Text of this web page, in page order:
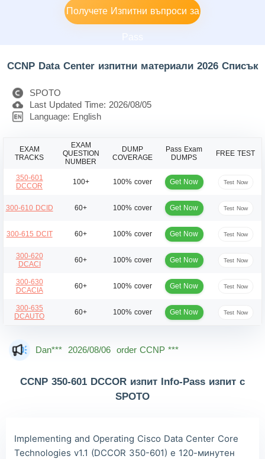
Получете Изпитни въпроси за
CCNP Data Center изпитни материали 2026 Списък
SPOTO
Last Updated Time: 2026/08/05
Language: English
EXAM
TRACKS
EXAM
QUESTION
NUMBER
DUMP
COVERAGE
Pass Exam
DUMPS
FREE TEST
350-601
DCCOR
100+ 100% cover Get Now Test Now
300-610 DCID 60+ 100% cover Get Now Test Now
300-615 DCIT 60+ 100% cover Get Now Test Now
300-620
DCACI
60+ 100% cover Get Now Test Now
300-630
DCACIA
60+ 100% cover Get Now Test Now
300-635
DCAUTO
60+ 100% cover Get Now Test Now
Owe*** 2026/08/06 order CCNP ***
Wil*** 2026/08/06 order CCNP ***
CCNP 350-601 DCCOR изпит Info-Pass изпит с
SPOTO
Implementing and Operating Cisco Data Center Core
Technologies v1.1 (DCCOR 350-601) е 120-минутен